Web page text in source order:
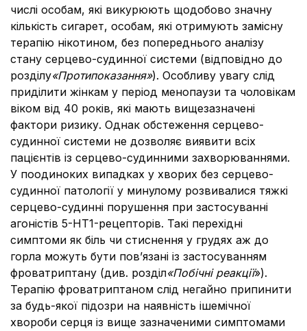
числі особам, які викурюють щодобово значну
кількість сигарет, особам, які отримують замісну
терапію нікотином, без попереднього аналізу
стану серцево-судинної системи (відповідно до
розділу«Протипоказання»). Особливу увагу слід
приділити жінкам у період менопаузи та чоловікам
віком від 40 років, які мають вищезазначені
фактори ризику. Однак обстеження серцево-
судинної системи не дозволяє виявити всіх
пацієнтів із серцево-судинними захворюваннями.
У поодиноких випадках у хворих без серцево-
судинної патології у минулому розвивалися тяжкі
серцево-судинні порушення при застосуванні
агоністів 5-НТ1-рецепторів. Такі перехідні
симптоми як біль чи стиснення у грудях аж до
горла можуть бути пов’язані із застосуванням
фроватриптану (див. розділ«Побічні реакції»).
Терапію фроватриптаном слід негайно припинити
за будь-якої підозри на наявність ішемічної
хвороби серця із вище зазначеними симптомами